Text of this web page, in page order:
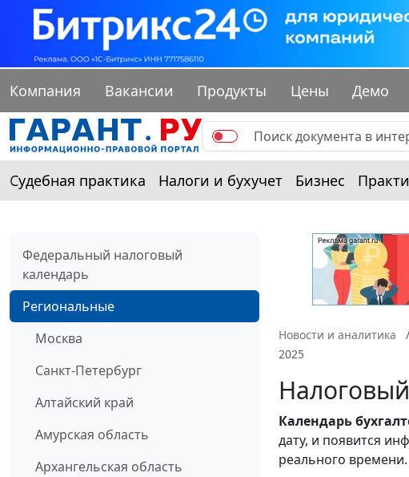
Компания Вакансии Продукты Цены Демо
Судебная практика Налоги и бухучет Бизнес
Федеральный налоговый
календарь
Региональные
Москва
Санкт-Петербург
Алтайский край
Амурская область
Архангельская область
Новости и аналитика
2025
Календарь
дату, и появится
реального времени.